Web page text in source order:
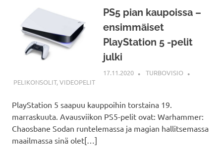
PS5 pian kaupoissa –
ensimmäiset
PlayStation 5 -pelit
julki
17.11.2020
TURBOVISIO
PELIKONSOLIT,VIDEOPELIT
PlayStation 5 saapuu kauppoihin torstaina 19.
marraskuuta. Avausviikon PS5-pelit ovat: Warhammer:
Chaosbane Sodan runtelemassa ja magian hallitsemassa
maailmassa sinä olet[…]